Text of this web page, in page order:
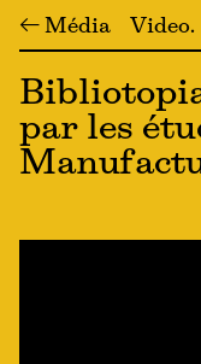
← Média Video
par les